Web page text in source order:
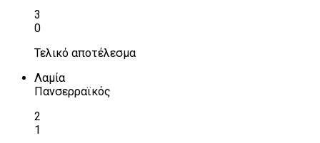
3
0
Τελικό αποτέλεσμα
Λαμία
Πανσερραϊκός
2
1